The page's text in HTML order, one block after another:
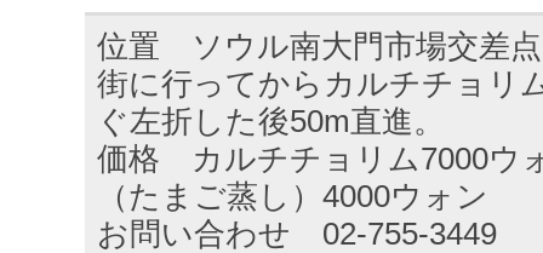
位置 ソウル南大門市場交差
街に行ってからカルチチョリ
ぐ左折した後50m直進。
価格 カルチチョリム7000ウ
（たまご蒸し）4000ウォン
お問い合わせ 02-755-3449